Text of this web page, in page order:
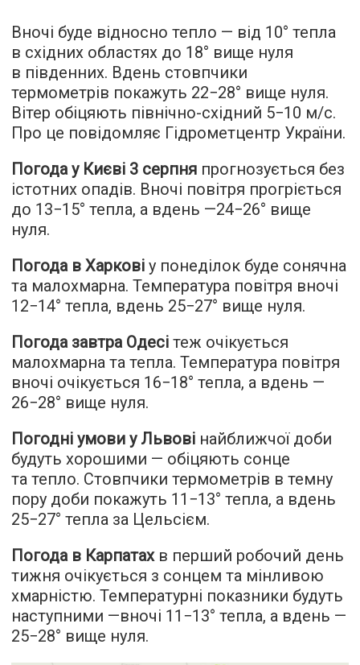
Вночі буде відносно тепло — від 10° тепла
в східних областях до 18° вище нуля
в південних. Вдень стовпчики
термометрів покажуть 22−28° вище нуля.
Вітер обіцяють північно-східний 5−10 м/с.
Про це повідомляє Гідрометцентр України.
Погода у Києві 3 серпня прогнозується без
істотних опадів. Вночі повітря прогріється
до 13−15° тепла, а вдень —24−26° вище
нуля.
Погода в Харкові у понеділок буде сонячна
та малохмарна. Температура повітря вночі
12−14° тепла, вдень 25−27° вище нуля.
Погода завтра Одесі теж очікується
малохмарна та тепла. Температура повітря
вночі очікується 16−18° тепла, а вдень —
26−28° вище нуля.
Погодні умови у Львові найближчої доби
будуть хорошими — обіцяють сонце
та тепло. Стовпчики термометрів в темну
пору доби покажуть 11−13° тепла, а вдень
25−27° тепла за Цельсієм.
Погода в Карпатахв перший робочий день
тижня очікується з сонцем та мінливою
хмарністю. Температурні показники будуть
наступними —вночі 11−13° тепла, а вдень —
25−28° вище нуля.